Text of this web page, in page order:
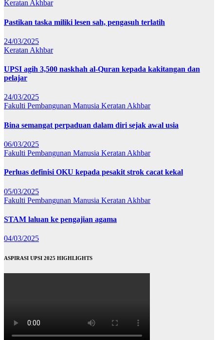
Keratan Akhbar
Pastikan taska miliki lesen sah, pengasuh terlatih
24/03/2025
Keratan Akhbar
UPSI agih 3,500 naskhah al-Quran kepada kakitangan dan
pelajar
24/03/2025
Fakulti Pembangunan Manusia Keratan Akhbar
Bina semangat perpaduan dalam diri sejak awal usia
06/03/2025
Fakulti Pembangunan Manusia Keratan Akhbar
Perluas definisi OKU kepada pesakit strok cacat kekal
05/03/2025
Fakulti Pembangunan Manusia Keratan Akhbar
STAM laluan ke pengajian agama
04/03/2025
ASPIRASI UPSI 2025 HIGHLIGHTS